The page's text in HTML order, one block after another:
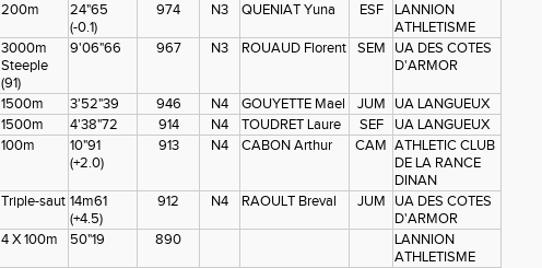
200m
24"65
(-0.1)
974 N3 QUENIAT Yuna ESF
LANNION
ATHLETISME
3000m
Steeple
(91)
9'06"66 967 N3 ROUAUD Florent SEM
UA DES COTES
D'ARMOR
1500m 3'52"39 946 N4 GOUYETTE Mael JUM
UA LANGUEUX
1500m
4'38"72 914 N4 TOUDRET Laure SEF
UA LANGUEUX
100m
10"91
(+2.0)
913 N4 CABON Arthur CAM ATHLETIC CLUB
DE LA RANCE
DINAN
Triple-saut 14m61
(+4.5)
912 N4 RAOULT Breval JUM
UA DES COTES
D'ARMOR
4 X 100m
50"19 890
LANNION
ATHLETISME